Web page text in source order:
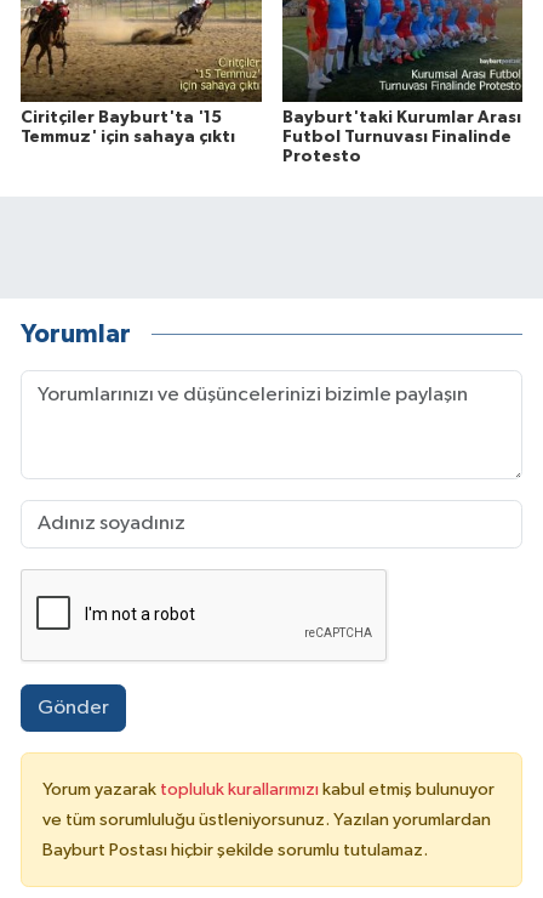
Ciritçiler Bayburt'ta '15
Temmuz' için sahaya çıktı
Bayburt'taki Kurumlar Arası
Futbol Turnuvası Finalinde
Protesto
Yorumlar
Gönder
Yorum yazarak topluluk kurallarımızı kabul etmiş bulunuyor
ve tüm sorumluluğu üstleniyorsunuz. Yazılan yorumlardan
Bayburt Postası hiçbir şekilde sorumlu tutulamaz.